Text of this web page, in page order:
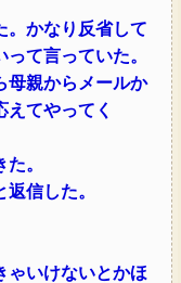
。かなり反省して
て言っていた。
母親からメールか
てやってく
。
信した。
ゃいけないとかほ